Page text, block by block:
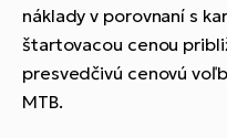
náklady v porovnaní s
štartovacou cenou
presvedčivú cenovú
MTB.